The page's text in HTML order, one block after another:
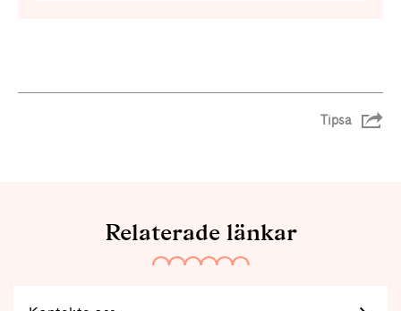
Tipsa
Relaterade länkar